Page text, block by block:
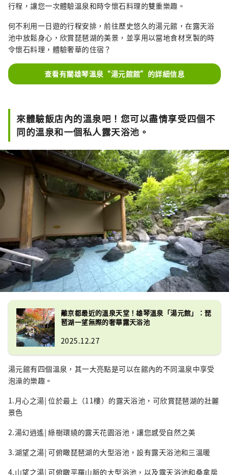
行程，讓您一次體驗溫泉和時令懷石料理的雙重樂趣。
何不利用一日遊的行程安排，前往歷史悠久的湯元館，在露天浴
池中放鬆身心，欣賞琵琶湖的美景，並享用以當地食材烹製的時
令懷石料理，體驗奢華的住宿？
查看有關雄琴溫泉“湯元館館”的詳細信息
來體驗飯店內的溫泉吧！您可以盡情享受四個不
同的溫泉和一個私人露天浴池。
離京都最近的溫泉天堂！雄琴溫泉「湯元館」：琵
琶湖一望無際的奢華露天浴池
2025.12.27
湯元館有四個溫泉，其一大亮點是可以在館內的不同溫泉中享受
泡澡的樂趣。
1.月心之湯| 位於最上（11樓）的露天浴池，可欣賞琵琶湖的壯麗
景色
2.湯幻逍遙| 綠樹環繞的露天花園浴池，讓您感受自然之美
3.湖望之湯| 可俯瞰琵琶湖的大型浴池，設有露天浴池和三溫暖
4.山望之湯| 可俯瞰平羅山脈的大型浴池，以及露天浴池和桑拿房